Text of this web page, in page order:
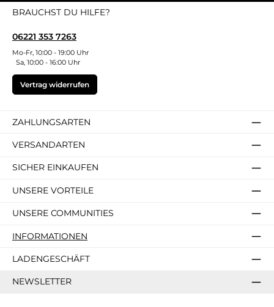
BRAUCHST DU HILFE?
06221 353 7263
Mo-Fr, 10:00 - 19:00 Uhr
Sa, 10:00 - 16:00 Uhr
Vertrag widerrufen
ZAHLUNGSARTEN
VERSANDARTEN
SICHER EINKAUFEN
UNSERE VORTEILE
UNSERE COMMUNITIES
INFORMATIONEN
LADENGESCHÄFT
NEWSLETTER